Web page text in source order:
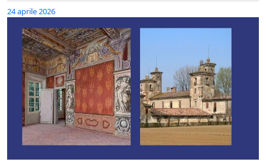
24 aprile 2026